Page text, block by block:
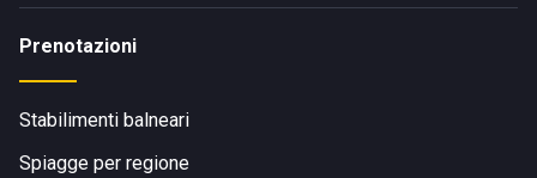
Prenotazioni
Stabilimenti balneari
Spiagge per regione